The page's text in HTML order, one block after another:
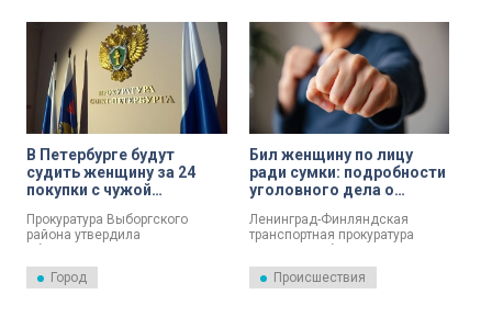
совершении преступления,
предусмотренного ч.1 ст.166
УК РФ (неправомерное
завладение автомобилем без
цели хищения, то есть угон). Об
этом 30 июля сообщает
объединенная пресс-служба
судов города.
В Петербурге будут
судить женщину за 24
покупки с чужой
Прокуратура Выборгского
района утвердила
обвинительное заключение по
уголовному делу в отношении
ранее судимой местной
Город
Бил женщину по лицу
ради сумки: подробности
уголовного дела о
Ленинград-Финляндская
транспортная прокуратура
утвердила обвинительное
заключение и направила во
Всеволожский городской суд
Происшествия